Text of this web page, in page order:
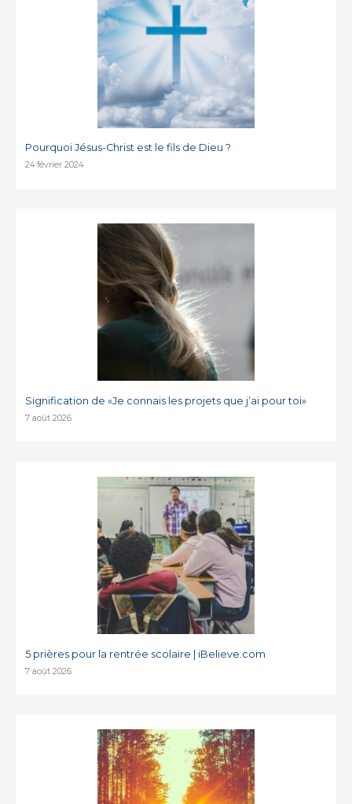
Pourquoi Jésus-Christ est le fils de Dieu ?
24 février 2024
Signification de «Je connais les projets que j’ai pour toi»
7 août 2026
5 prières pour la rentrée scolaire | iBelieve.com
7 août 2026